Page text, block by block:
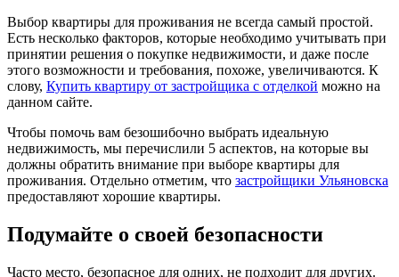
Выбор квартиры для проживания не всегда самый простой.
Есть несколько факторов, которые необходимо учитывать при
принятии решения о покупке недвижимости, и даже после
этого возможности и требования, похоже, увеличиваются. К
слову, Купить квартиру от застройщика с отделкой можно на
данном сайте.
Чтобы помочь вам безошибочно выбрать идеальную
недвижимость, мы перечислили 5 аспектов, на которые вы
должны обратить внимание при выборе квартиры для
проживания. Отдельно отметим, что застройщики Ульяновска
предоставляют хорошие квартиры.
Подумайте о своей безопасности
Часто место, безопасное для одних, не подходит для других.